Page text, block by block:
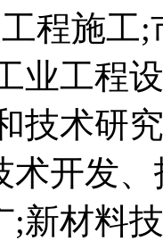
程施工
业工程
技术研
术开发
;新材料